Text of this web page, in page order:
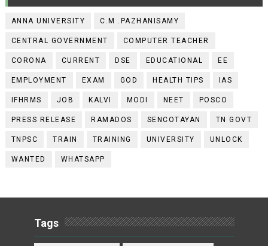
ANNA UNIVERSITY C.M .PAZHANISAMY
CENTRAL GOVERNMENT COMPUTER TEACHER
CORONA CURRENT DSE EDUCATIONAL EE
EMPLOYMENT EXAM GOD HEALTH TIPS IAS
IFHRMS JOB KALVI MODI NEET POSCO
PRESS RELEASE RAMADOS SENCOTAYAN TN GOVT
TNPSC TRAIN TRAINING UNIVERSITY UNLOCK
WANTED WHATSAPP
Tags